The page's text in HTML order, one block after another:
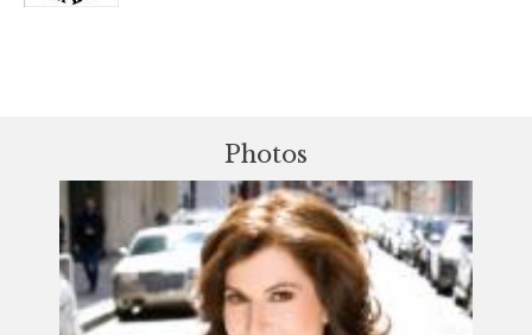
Photos